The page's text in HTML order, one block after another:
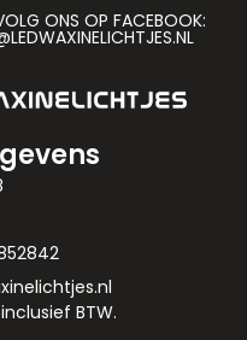
ONS OP FACEBOOK:
BTW.